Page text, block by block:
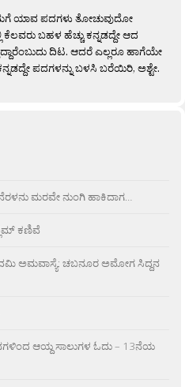
ಯಾವ ಪದಗಳು ತೋಚುವುದೋ
ಬಹಳ ಹೆಚ್ಚು ಕನ್ನಡದ್ದೇ ಆದ
ದಿಟ. ಆದರೆ ಎಲ್ಲರೂ ಹಾಗೆಯೇ
ಪದಗಳನ್ನು ಬಳಸಿ ಬರೆಯಿರಿ, ಅಶ್ಟೇ.
ಮರವೇ ನುಂಗಿ ಹಾಕಿದಾಗ…
ಕಣಿವೆ
ಅಮವಾಸ್ಯೆ: ಚಬನೂರ ಅಮೋಗ ಸಿದ್ದನ
ಆಯ್ದ ಸಾಲುಗಳ ಓದು – 13ನೆಯ